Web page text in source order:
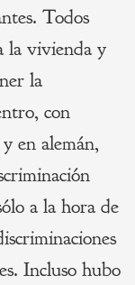
Todos
la vivienda y
la
con
en alemán,
a la hora de
Incluso hubo